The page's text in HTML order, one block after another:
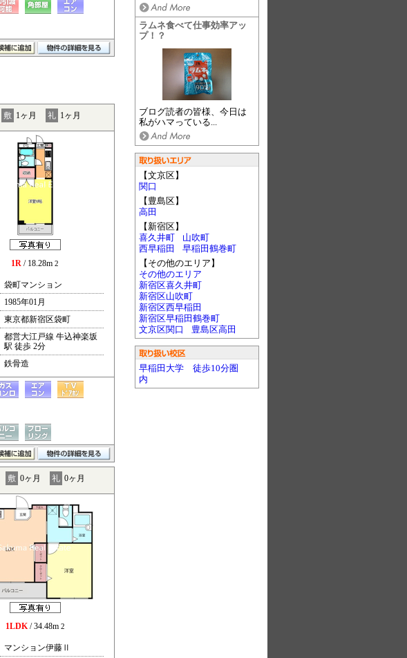
ラムネ食べて仕事効率アッ
プ！？
ブログ読者の皆様、今日は
私がハマっている...
【文京区】
関口
【豊島区】
高田
【新宿区】
喜久井町
山吹町
西早稲田
早稲田鶴巻町
【その他のエリア】
その他のエリア
新宿区喜久井町
新宿区山吹町
新宿区西早稲田
新宿区早稲田鶴巻町
文京区関口
豊島区高田
早稲田大学 徒歩10分圏
内
敷 1ヶ月 礼 1ヶ月
1R / 18.28m 2
袋町マンション
1985年01月
東京都新宿区袋町
都営大江戸線 牛込神楽坂
駅 徒歩 2分
鉄骨造
敷 0ヶ月 礼 0ヶ月
1LDK/ 34.48m 2
マンション伊藤Ⅱ